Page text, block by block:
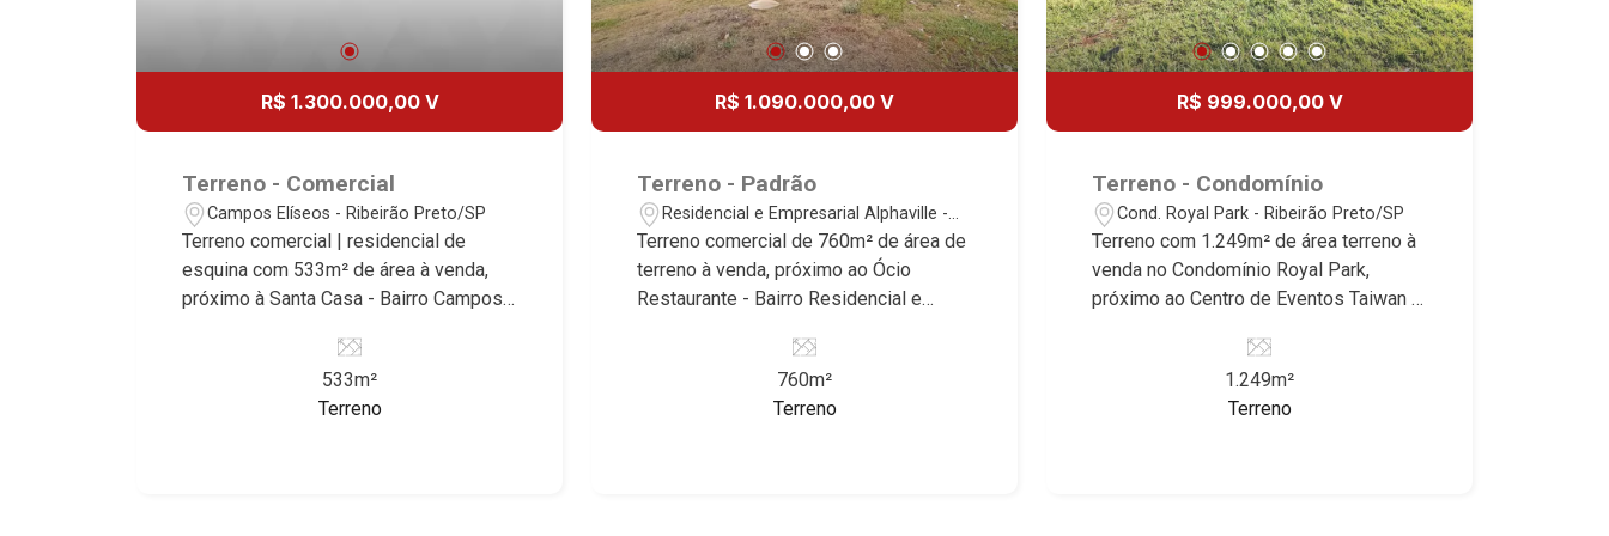
R$ 1.300.000,00 V
Terreno - Comercial
Campos Elíseos - Ribeirão Preto/SP
Terreno comercial | residencial de
esquina com 533m² de área à venda,
próximo à Santa Casa - Bairro Campos
características deste imóvel que a
Martinelli Imobiliária selecionou para
533m²
Terreno
R$ 1.090.000,00 V
Terreno - Padrão
Residencial e Empresarial Alphaville -
Ribeirão Preto/SP
Terreno comercial de 760m² de área de
terreno à venda, próximo ao Ócio
Restaurante - Bairro Residencial e
deste lote que a Martinelli Imobiliária
selecionou para você: - 760m² de área
760m²
Terreno
R$ 999.000,00 V
Terreno - Condomínio
Cond. Royal Park - Ribeirão Preto/SP
Terreno com 1.249m² de área terreno à
venda no Condomínio Royal Park,
próximo ao Centro de Eventos Taiwan -
deste imóvel que a Martinelli
Imobiliária selecionou para você: -
1.249m²
Terreno